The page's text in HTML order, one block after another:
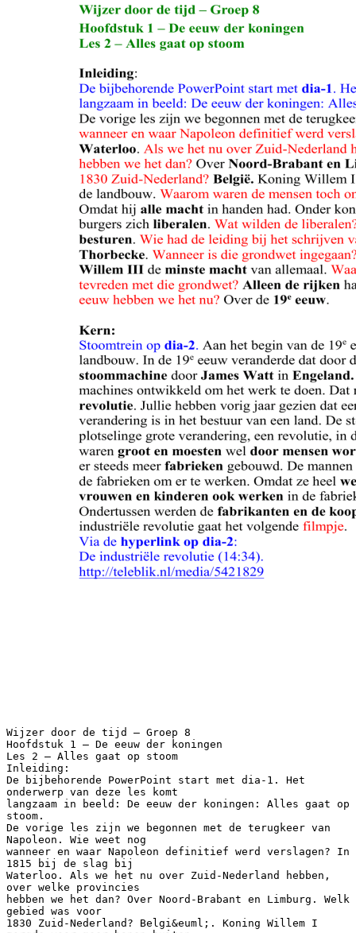
Wijzer door de tijd – Groep 8
Hoofdstuk 1 – De eeuw der koningen
Les 2 – Alles gaat op stoom
Inleiding:
De bijbehorende PowerPoint start met dia-1. Het
onderwerp van deze les komt
langzaam in beeld: De eeuw der koningen: Alles gaat op
stoom.
De vorige les zijn we begonnen met de terugkeer van
Napoleon. Wie weet nog
wanneer en waar Napoleon definitief werd verslagen? In
1815 bij de slag bij
Waterloo. Als we het nu over Zuid-Nederland hebben,
over welke provincies
hebben we het dan? Over Noord-Brabant en Limburg. Welk
gebied was voor
1830 Zuid-Nederland? Belgi&euml;. Koning Willem I